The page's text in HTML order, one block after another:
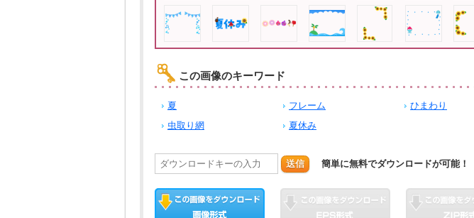
この画像のキーワード
夏 フレーム ひまわり
虫取り網
夏休み
送信 簡単に無料でダウンロードが可能！